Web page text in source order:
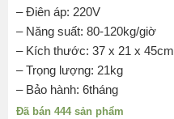
– Điên áp: 220V
– Năng suất: 80-120kg/giờ
– Kích thước: 37 x 21 x 45cm
– Trọng lượng: 21kg
– Bảo hành: 6tháng
Đã bán 444 sản phẩm